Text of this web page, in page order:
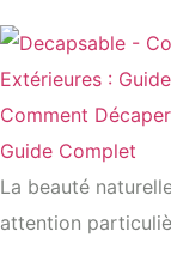
Comment
Guide Complet
La beauté
attention